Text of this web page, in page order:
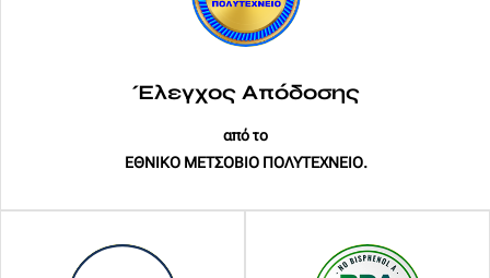
Έλεγχος Απόδοσης
από το
ΕΘΝΙΚΟ ΜΕΤΣΟΒΙΟ ΠΟΛΥΤΕΧΝΕΙΟ.